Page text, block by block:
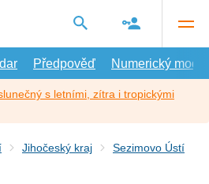
Předpověď Numerický model
s letními, zítra i tropickými
Jihočeský kraj
Sezimovo Ústí